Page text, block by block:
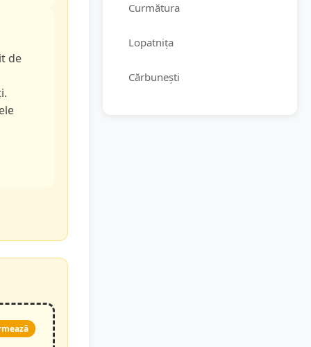
de
Curmătura
Lopatnița
Cărbunești